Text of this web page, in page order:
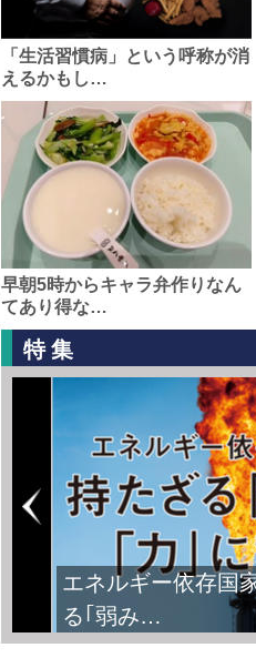
「生活習慣病」という呼称が消
えるかもし…
早朝5時からキャラ弁作りなん
てあり得な…
特集
エネルギー依存
る｢弱み…